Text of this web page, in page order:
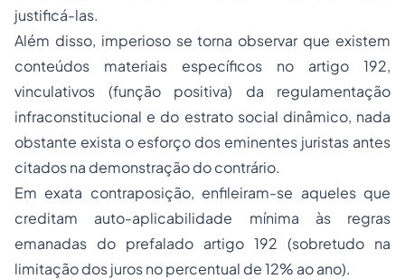
justificá-las.
Além disso, imperioso se torna observar que existem
conteúdos materiais específicos no artigo 192,
vinculativos (função positiva) da regulamentação
infraconstitucional e do estrato social dinâmico, nada
obstante exista o esforço dos eminentes juristas antes
citados na demonstração do contrário.
Em exata contraposição, enfileiram-se aqueles que
creditam auto-aplicabilidade mínima às regras
emanadas do prefalado artigo 192 (sobretudo na
limitação dos juros no percentual de 12% ao ano).